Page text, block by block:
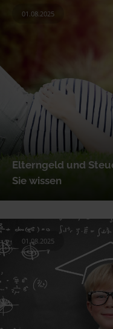
Elterngeld und
Sie wissen
01.08.2025
01.08.2025